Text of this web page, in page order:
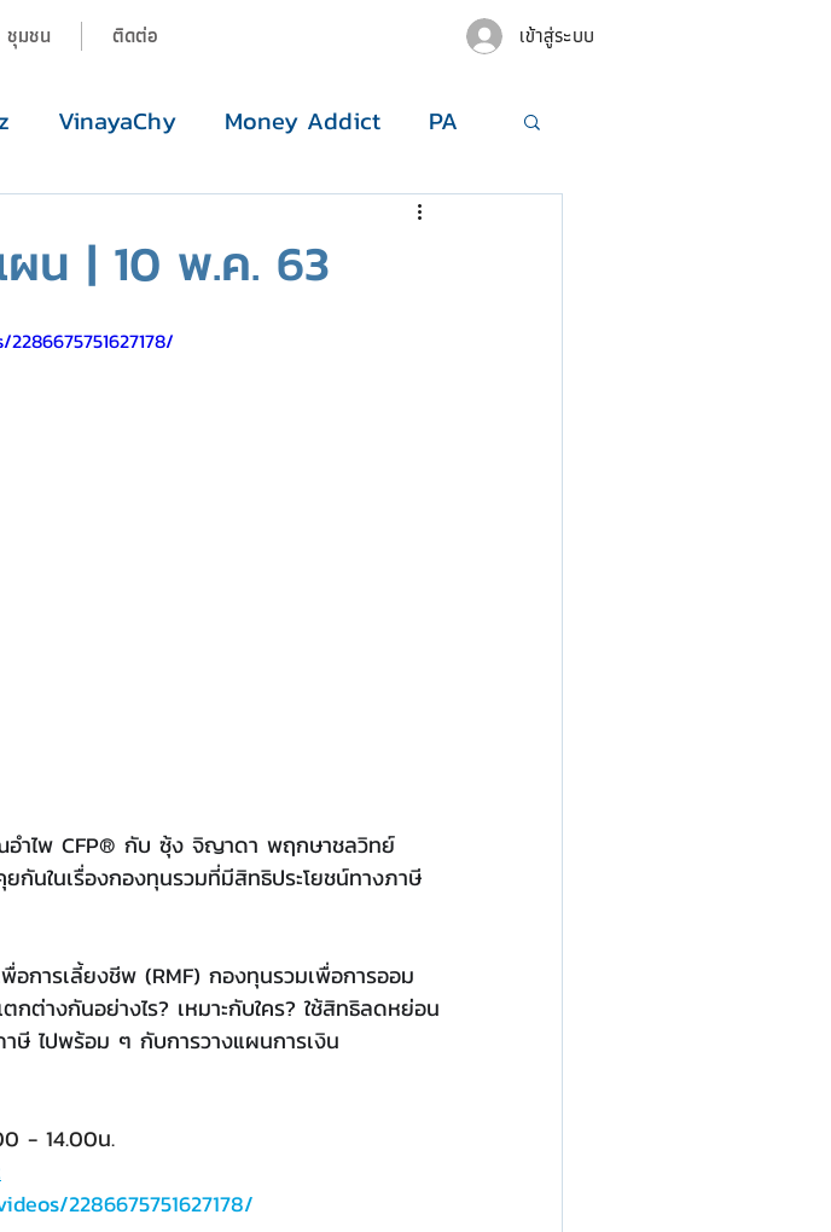
ชุมชน ติดต่อ เข้าสู่ระบบ
VinayaChy Money Addict PA
น | 10 พ.ค. 63
อำไพ CFP® กับ ซุ้ง จิญาดา พฤกษาชลวิทย์
นในเรื่องกองทุนรวมที่มีสิทธิประโยชน์ทางภาษี
อการเลี้ยงชีพ (RMF) กองทุนรวมเพื่อการออม
กต่างกันอย่างไร? เหมาะกับใคร? ใช้สิทธิลดหย่อน
ษี ไปพร้อม ๆ กับการวางแผนการเงิน
- 14.00น.
2286675751627178/